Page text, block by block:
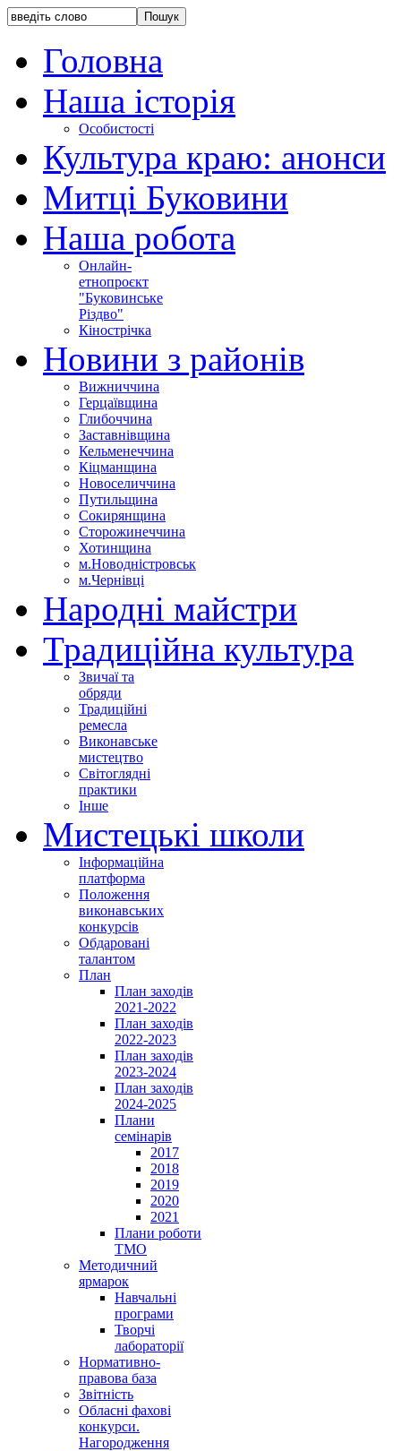
Головна
Наша історія
Особистості
Культура краю: анонси
Митці Буковини
Наша робота
Онлайн-
етнопроєкт
"Буковинське
Різдво"
Кінострічка
Новини з районів
Вижниччина
Герцаївщина
Глибоччина
Заставнівщина
Кельменеччина
Кіцманщина
Новоселиччина
Путильщина
Сокирянщина
Сторожинеччина
Хотинщина
м.Новодністровськ
м.Чернівці
Народні майстри
Традиційна культура
Звичаї та
обряди
Традиційні
ремесла
Виконавське
мистецтво
Світоглядні
практики
Інше
Мистецькі школи
Інформаційна
платформа
Положення
виконавських
конкурсів
Обдаровані
талантом
План
План заходів
2021-2022
План заходів
2022-2023
План заходів
2023-2024
План заходів
2024-2025
Плани
семінарів
2017
2018
2019
2020
2021
Плани роботи
ТМО
Методичний
ярмарок
Навчальні
програми
Творчі
лабораторії
Нормативно-
правова база
Звітність
Обласні фахові
конкурси.
Нагородження